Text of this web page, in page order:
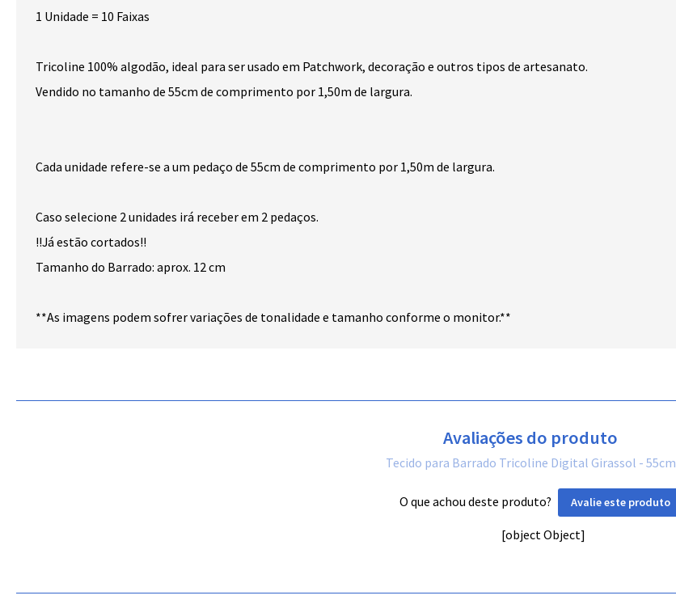
1 Unidade = 10 Faixas
Tricoline 100% algodão, ideal para ser usado em Patchwork, decoração e outros tipos de artesanato.
Vendido no tamanho de 55cm de comprimento por 1,50m de largura.
Cada unidade refere-se a um pedaço de 55cm de comprimento por 1,50m de largura.
Caso selecione 2 unidades irá receber em 2 pedaços.
!!Já estão cortados!!
Tamanho do Barrado: aprox. 12 cm
**As imagens podem sofrer variações de tonalidade e tamanho conforme o monitor.**
Avaliações do produto
Tecido para Barrado Tricoline Digital Girassol - 55cm
O que achou deste produto? Avalie este produto
[object Object]